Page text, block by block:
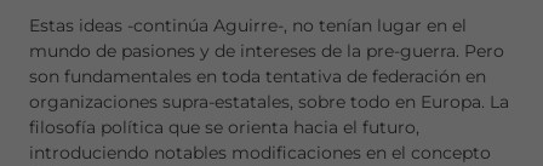
Estas ideas -continúa Aguirre-, no tenían lugar en el
mundo de pasiones y de intereses de la pre-guerra. Pero
son fundamentales en toda tentativa de federación en
organizaciones supra-estatales, sobre todo en Europa. La
filosofía política que se orienta hacia el futuro,
introduciendo notables modificaciones en el concepto